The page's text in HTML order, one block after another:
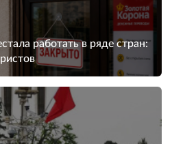
работать в ряде стран: